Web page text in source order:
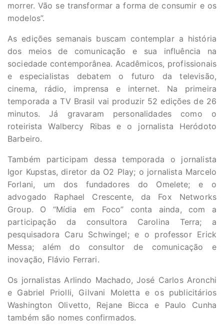
morrer. Vão se transformar a forma de consumir e os
modelos”.
As edições semanais buscam contemplar a história
dos meios de comunicação e sua influência na
sociedade contemporânea. Acadêmicos, profissionais
e especialistas debatem o futuro da televisão,
cinema, rádio, imprensa e internet. Na primeira
temporada a TV Brasil vai produzir 52 edições de 26
minutos. Já gravaram personalidades como o
roteirista Walbercy Ribas e o jornalista Heródoto
Barbeiro.
Também participam dessa temporada o jornalista
Igor Kupstas, diretor da O2 Play; o jornalista Marcelo
Forlani, um dos fundadores do Omelete; e o
advogado Raphael Crescente, da Fox Networks
Group. O “Mídia em Foco” conta ainda, com a
participação da consultora Carolina Terra; a
pesquisadora Caru Schwingel; e o professor Erick
Messa; além do consultor de comunicação e
inovação, Flávio Ferrari.
Os jornalistas Arlindo Machado, José Carlos Aronchi
e Gabriel Priolli, Gilvani Moletta e os publicitários
Washington Olivetto, Rejane Bicca e Paulo Cunha
também são nomes confirmados.